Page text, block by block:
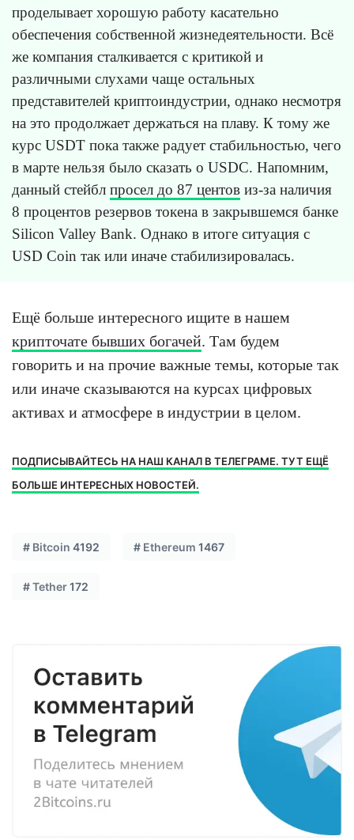
проделывает хорошую работу касательно
обеспечения собственной жизнедеятельности. Всё
же компания сталкивается с критикой и
различными слухами чаще остальных
представителей криптоиндустрии, однако несмотря
на это продолжает держаться на плаву. К тому же
курс USDT пока также радует стабильностью, чего
в марте нельзя было сказать о USDC. Напомним,
данный стейбл просел до 87 центов из-за наличия
8 процентов резервов токена в закрывшемся банке
Silicon Valley Bank. Однако в итоге ситуация с
USD Coin так или иначе стабилизировалась.
Ещё больше интересного ищите в нашем
крипточате бывших богачей. Там будем
говорить и на прочие важные темы, которые так
или иначе сказываются на курсах цифровых
активах и атмосфере в индустрии в целом.
ПОДПИСЫВАЙТЕСЬ НА НАШ КАНАЛ В ТЕЛЕГРАМЕ. ТУТ ЕЩЁ
БОЛЬШЕ ИНТЕРЕСНЫХ НОВОСТЕЙ.
# Bitcoin 4192 # Ethereum 1467
#Tether172